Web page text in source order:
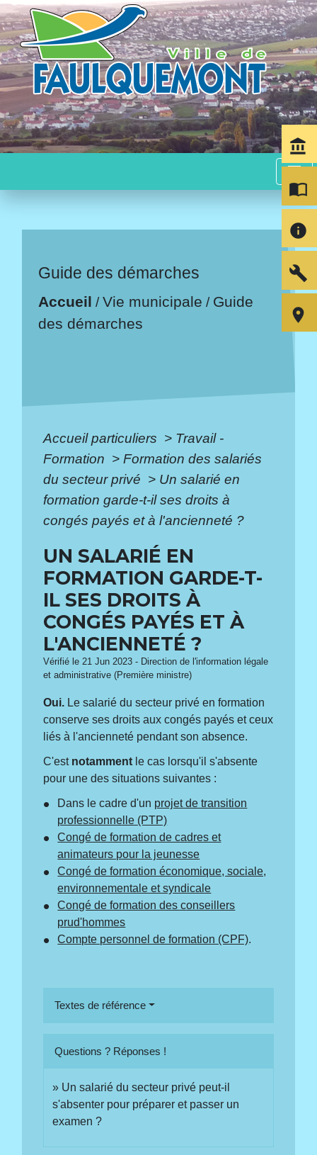
menu
Guide des démarches
Accueil /Vie municipale / Guide
des démarches
Accueil particuliers > Travail -
Formation > Formation des salariés
du secteur privé > Un salarié en
formation garde-t-il ses droits à
congés payés et à l'ancienneté ?
UN SALARIÉ EN
FORMATION GARDE-T-
IL SES DROITS À
CONGÉS PAYÉS ET À
L'ANCIENNETÉ ?
Vérifié le 21 Jun 2023 - Direction de l'information légale
et administrative (Première ministre)
Oui. Le salarié du secteur privé en formation
conserve ses droits aux congés payés et ceux
liés à l'ancienneté pendant son absence.
C'est notamment le cas lorsqu'il s'absente
pour une des situations suivantes :
Dans le cadre d'un projet de transition
professionnelle (PTP)
Congé de formation de cadres et
animateurs pour la jeunesse
Congé de formation économique, sociale,
environnementale et syndicale
Congé de formation des conseillers
prud'hommes
Compte personnel de formation (CPF).
Textes de référence
Questions ? Réponses !
Un salarié du secteur privé peut-il
s'absenter pour préparer et passer un
examen ?
account_balance
import_contacts
info
build
room